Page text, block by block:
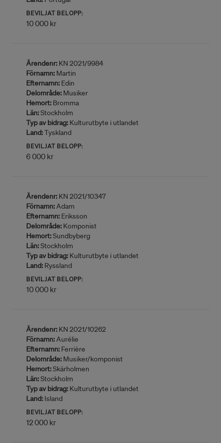
BEVILJAT BELOPP:
10 000 kr
Ärendenr: KN 2021/9984
Förnamn: Martin
Efternamn: Edin
Delområde: Musiker
Hemort: Bromma
Län:Stockholm
Typ av bidrag: Kulturutbyte i utlandet
Land:Tyskland
BEVILJAT BELOPP:
6 000 kr
Ärendenr: KN 2021/10347
Förnamn:Adam
Efternamn: Eriksson
Delområde: Komponist
Hemort:Sundbyberg
Län:Stockholm
Typ av bidrag: Kulturutbyte i utlandet
Land: Ryssland
BEVILJAT BELOPP:
10 000 kr
Ärendenr: KN 2021/10262
Förnamn:Aurélie
Efternamn: Ferrière
Delområde: Musiker/komponist
Hemort:Skärholmen
Län:Stockholm
Typ av bidrag: Kulturutbyte i utlandet
Land: Island
BEVILJAT BELOPP:
12 000 kr